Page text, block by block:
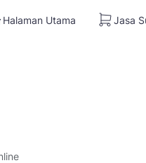
Halaman Utama Jasa